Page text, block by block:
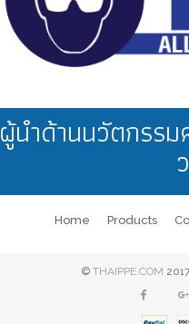
นำด้านนวัตกรร
Home Products
© THAIPPE.COM